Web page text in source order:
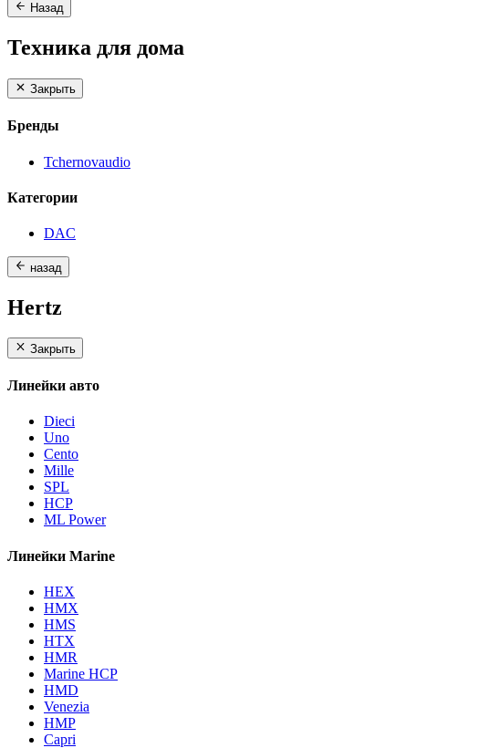
Назад
Техника для дома
Закрыть
Бренды
Tchernovaudio
Категории
DAC
назад
Hertz
Закрыть
Линейки авто
Dieci
Uno
Cento
Mille
SPL
HCP
ML Power
Линейки Marine
HEX
HMX
HMS
HTX
HMR
Marine HCP
HMD
Venezia
HMP
Capri